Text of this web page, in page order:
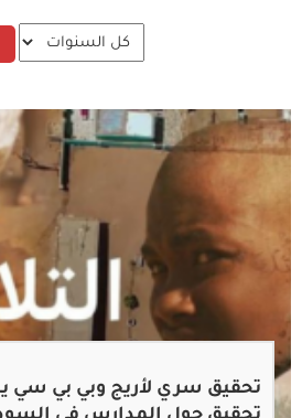
تحقيق سري لأريج وبي بي سي